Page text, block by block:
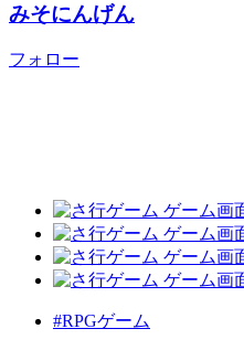
みそにんげん
フォロー
#RPGゲーム